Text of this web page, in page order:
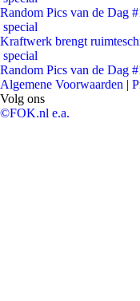
Random Pics van de Dag
special
Kraftwerk brengt
special
Random Pics van de Dag
Algemene Voorwaarden |
Volg ons
©FOK.nl e.a.